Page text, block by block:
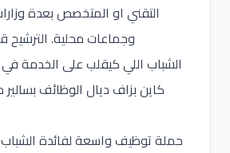
التقني او المتخصص بعدة
وجماعات محلية. الترشيح قبل 9 يونيو
الشباب اللي كيقلب على الخدمة
كاين بزاف ديال الوظائف بسالير